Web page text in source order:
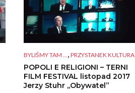
BYLIŚMY TAM ... , PRZYSTANEK KULTURA
POPOLI E RELIGIONI – TERNI
FILM FESTIVAL listopad 2017
Jerzy Stuhr ,,Obywatel”